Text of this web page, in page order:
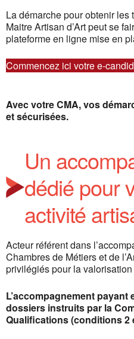
La démarche pour obtenir les
Maitre Artisan d’Art peut se
plateforme en ligne mise en
Commencez ici votre e-
Avec votre CMA, vos
et sécurisées.
Un
dédié pour
activité
Acteur référent dans
Chambres de Métiers et de
privilégiés pour la
L’accompagnement
dossiers instruits par la
Qualifications (conditions 2